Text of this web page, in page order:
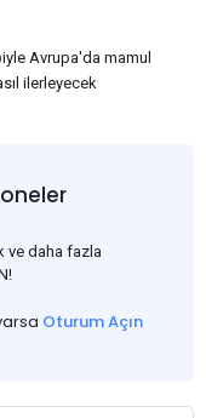
Avrupa'da mamul
ilerleyecek
ve daha fazla
Oturum Açın